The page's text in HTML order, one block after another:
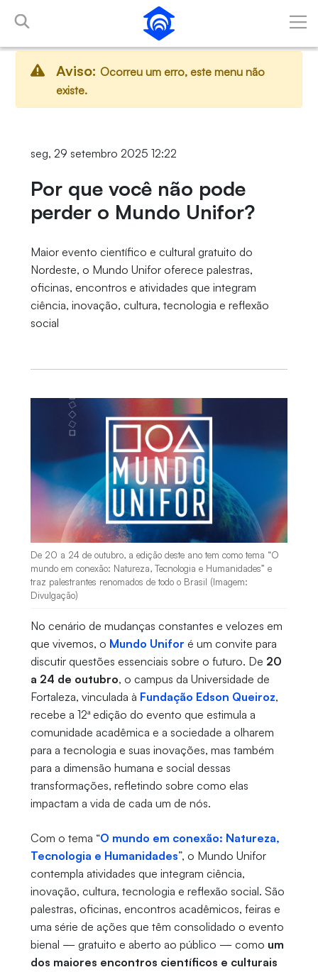
Pular para o Conteúdo principal
Aviso: Ocorreu um erro, este menu não
existe.
seg, 29 setembro 2025 12:22
Por que você não pode
perder o Mundo Unifor?
Maior evento científico e cultural gratuito do
Nordeste, o Mundo Unifor oferece palestras,
oficinas, encontros e atividades que integram
ciência, inovação, cultura, tecnologia e reflexão
social
De 20 a 24 de outubro, a edição deste ano tem como tema “O
mundo em conexão: Natureza, Tecnologia e Humanidades” e
traz palestrantes renomados de todo o Brasil (Imagem:
Divulgação)
No cenário de mudanças constantes e velozes em
que vivemos, o Mundo Unifor é um convite para
discutir questões essenciais sobre o futuro. De 20
a 24 de outubro, o campus da Universidade de
Fortaleza, vinculada à Fundação Edson Queiroz,
recebe a 12ª edição do evento que estimula a
comunidade acadêmica e a sociedade a olharem
para a tecnologia e suas inovações, mas também
para a dimensão humana e social dessas
transformações, refletindo sobre como elas
impactam a vida de cada um de nós.
Com o tema “O mundo em conexão: Natureza,
Tecnologia e Humanidades”, o Mundo Unifor
contempla atividades que integram ciência,
inovação, cultura, tecnologia e reflexão social. São
palestras, oficinas, encontros acadêmicos, feiras e
uma série de ações que têm consolidado o evento
bienal — gratuito e aberto ao público — como um
dos maiores encontros científicos e culturais